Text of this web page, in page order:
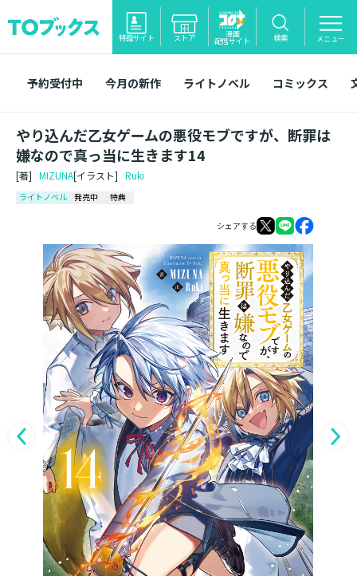
特設サイト ストア 漫画
配信サイト 検索 メニュー
予約受付中 今月の新作 ライトノベル コミックス
やり込んだ乙女ゲームの悪役モブですが、断罪は
嫌なので真っ当に生きます14
[著] MIZUNA[イラスト] Ruki
ライトノベル 発売中 特典
シェアする